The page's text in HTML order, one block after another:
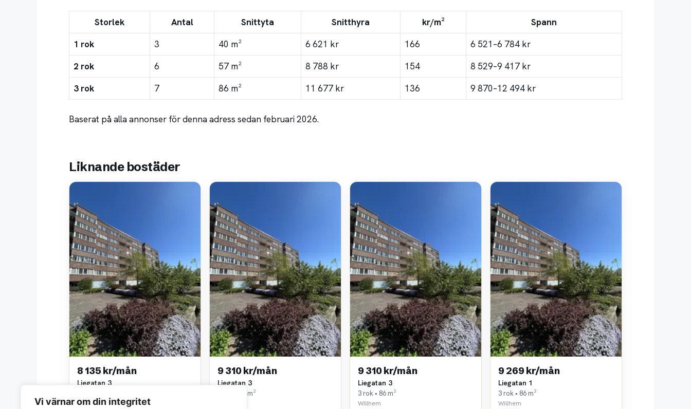
Vi värnar om din integritet
Storlek Antal Snittyta Snitthyra kr/m²
Spann
1 rok
3 40 m² 6 621 kr 166
6 521–6 784 kr
2 rok
6 57 m² 8 788 kr 154
8 529–9 417 kr
3 rok
7 86 m² 11 677 kr 136 9 870–12 494 kr
Baserat på alla annonser för denna adress sedan februari 2026.
Liknande bostäder
8 135 kr/mån
Liegatan 3
Willhem
9 310 kr/mån
Liegatan 3
3 rok • 86 m²
9 310 kr/mån
Liegatan 3
3 rok • 86 m²
Willhem
9 269 kr/mån
Liegatan 1
3 rok • 86 m²
Willhem